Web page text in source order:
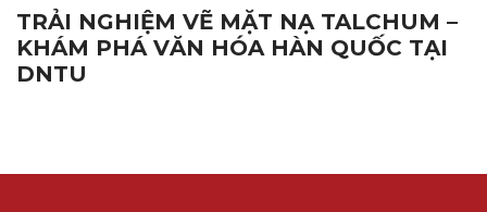
TRẢI NGHIỆM VẼ MẶT NẠ TALCHUM –
KHÁM PHÁ VĂN HÓA HÀN QUỐC TẠI
DNTU